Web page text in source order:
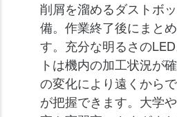
削屑を溜めるダストボ
備。作業終了後にまと
す。充分な明るさの
トは機内の加工状況が
の変化により遠くから
が把握できます。大学